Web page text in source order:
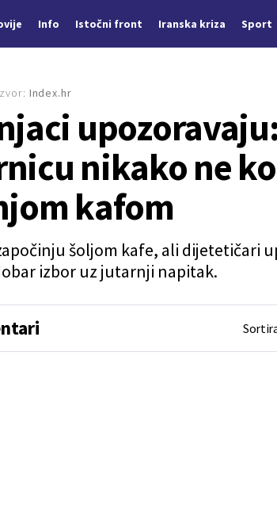
Info Istočni front Iranska kriza Sport
nikako ne
kafom
šoljom kafe, ali dijetetičari
izbor uz jutarnji napitak.
Index.hr